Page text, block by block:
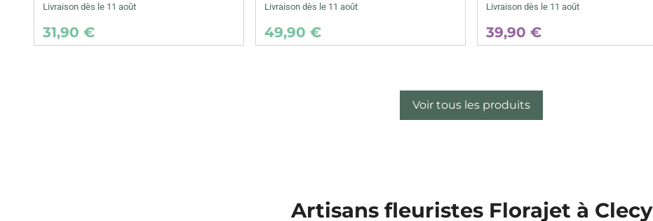
Livraison dès le 11 août
31,90 €
Livraison dès le 11 août
49,90 €
Livraison dès le 11 août
39,90 €
Voir tous les produits
Artisans fleuristes Florajet à Clecy